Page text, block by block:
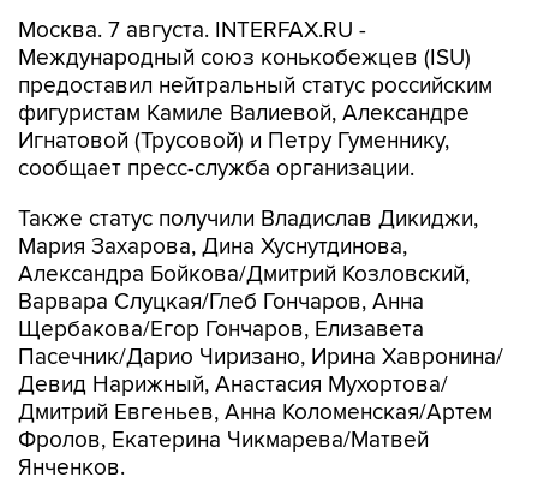
Москва. 7 августа. INTERFAX.RU -
Международный союз конькобежцев (ISU)
предоставил нейтральный статус российским
фигуристам Камиле Валиевой, Александре
Игнатовой (Трусовой) и Петру Гуменнику,
сообщает пресс-служба организации.
Также статус получили Владислав Дикиджи,
Мария Захарова, Дина Хуснутдинова,
Александра Бойкова/Дмитрий Козловский,
Варвара Слуцкая/Глеб Гончаров, Анна
Щербакова/Егор Гончаров, Елизавета
Пасечник/Дарио Чиризано, Ирина Хавронина/
Девид Нарижный, Анастасия Мухортова/
Дмитрий Евгеньев, Анна Коломенская/Артем
Фролов, Екатерина Чикмарева/Матвей
Янченков.